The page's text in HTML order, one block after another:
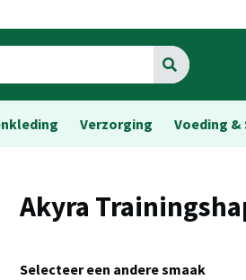
Go
Verzorging Voeding &
Akyra
Selecteer een andere smaak